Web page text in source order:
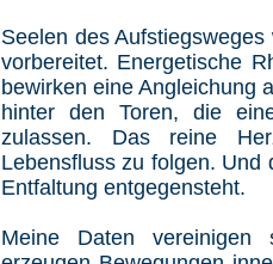
Seelen des
vorbereitet. Energetische
bewirken eine Angleichung
hinter den Toren, die
zulassen. Das reine
Lebensfluss zu folgen. Und
Entfaltung entgegensteht.
Meine Daten vereinigen